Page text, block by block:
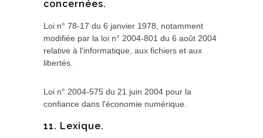
concernées.
Loi n° 78-17 du 6 janvier 1978, notamment
modifiée par la loi n° 2004-801 du 6 août 2004
relative à l'informatique, aux fichiers et aux
libertés.
Loi n° 2004-575 du 21 juin 2004 pour la
confiance dans l'économie numérique.
11. Lexique.